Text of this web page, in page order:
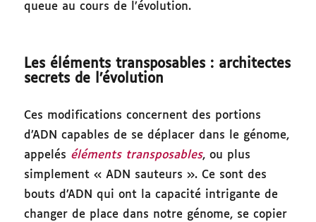
queue au cours de l’évolution.
Les éléments transposables : architectes
secrets de l’évolution
Ces modifications concernent des portions
d’ADN capables de se déplacer dans le génome,
appelés éléments transposables, ou plus
simplement « ADN sauteurs ». Ce sont des
bouts d’ADN qui ont la capacité intrigante de
changer de place dans notre génome, se copier